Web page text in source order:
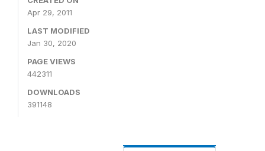
Apr 29, 2011
LAST MODIFIED
Jan 30, 2020
PAGE VIEWS
442311
DOWNLOADS
391148